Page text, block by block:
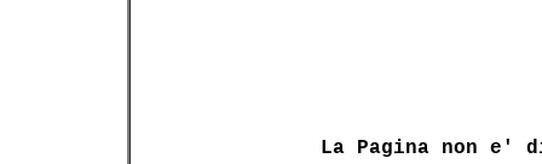
La Pagina non e'